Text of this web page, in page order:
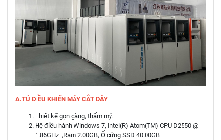
A.TỦ ĐIỀU KHIỂN MÁY CẮT DÂY
Thiết kế gọn gàng, thẩm mỹ.
Hệ điều hành Windows 7, Intel(R) Atom(TM) CPU D2550 @
1.86GHz ,Ram 2.00GB, Ổ cứng SSD 40.00GB